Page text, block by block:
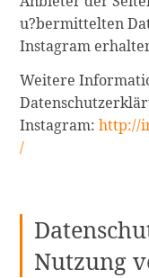
u?bermittelten
Instagram
Weitere
Instagram:http://
/
Nutzung